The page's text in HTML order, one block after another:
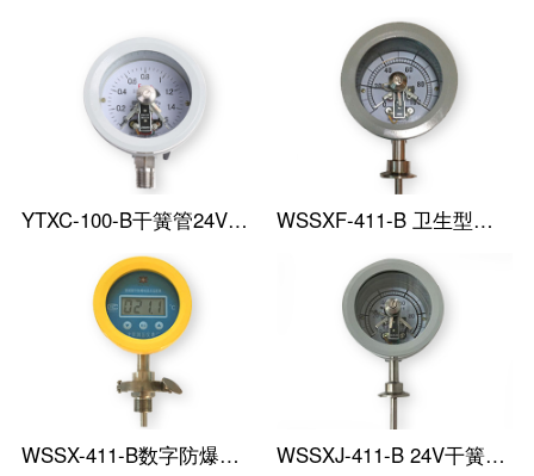
YTXC-100-B干簧管24V防爆电接点压力表 WSSXF-411-B 卫生型防爆电接点温度表
WSSX-411-B数字防爆电接点温度表 WSSXJ-411-B 24V干簧管防爆电接点温度表